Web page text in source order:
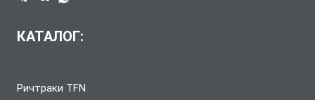
КАТАЛОГ:
Ричтраки TFN